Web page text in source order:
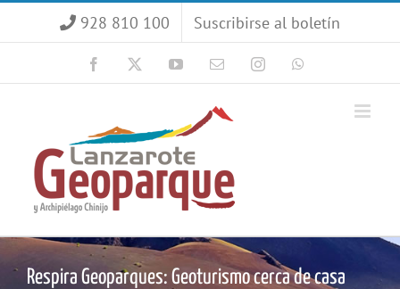
928 810 100 Suscribirse al boletín
Facebook YouTubeCorreoInstagram
Respira Geoparques: Geoturismo cerca de casa